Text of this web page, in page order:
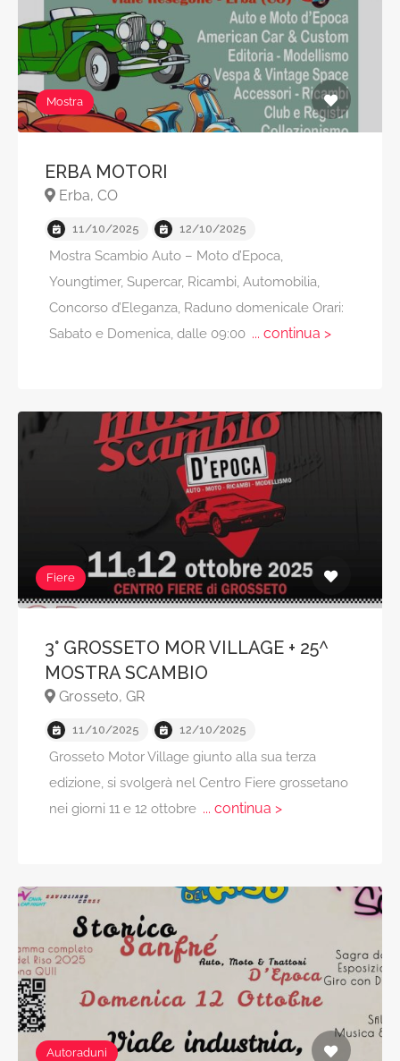
Mostra
ERBA MOTORI
Erba, CO
11/10/2025 12/10/2025
Mostra Scambio Auto – Moto d’Epoca,
Youngtimer, Supercar, Ricambi, Automobilia,
Concorso d’Eleganza, Raduno domenicale Orari:
Sabato e Domenica, dalle 09:00... continua >
Fiere
3° GROSSETO MOR VILLAGE + 25^
MOSTRA SCAMBIO
Grosseto, GR
11/10/2025 12/10/2025
Grosseto Motor Village giunto alla sua terza
edizione, si svolgerà nel Centro Fiere grossetano
nei giorni 11 e 12 ottobre... continua >
Autoraduni